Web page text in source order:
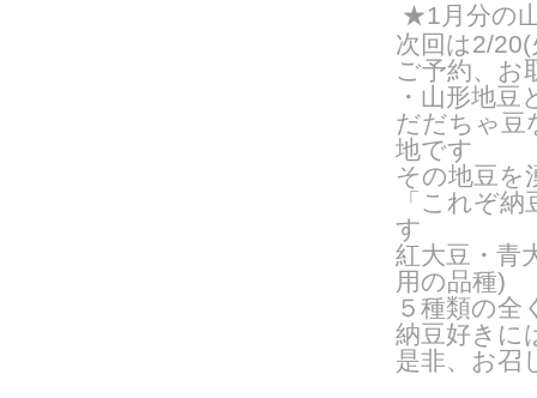
★1月分の
次回は2/
ご予約、 お
・山形地
だだちゃ豆
地です
その地豆を
「これぞ
す
紅大豆・青
用の品種)
５種類の全
納豆好きに
是非、お召